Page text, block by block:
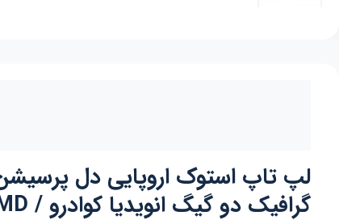
گرافیک دو گیگ انویدیا کوادرو / AMD